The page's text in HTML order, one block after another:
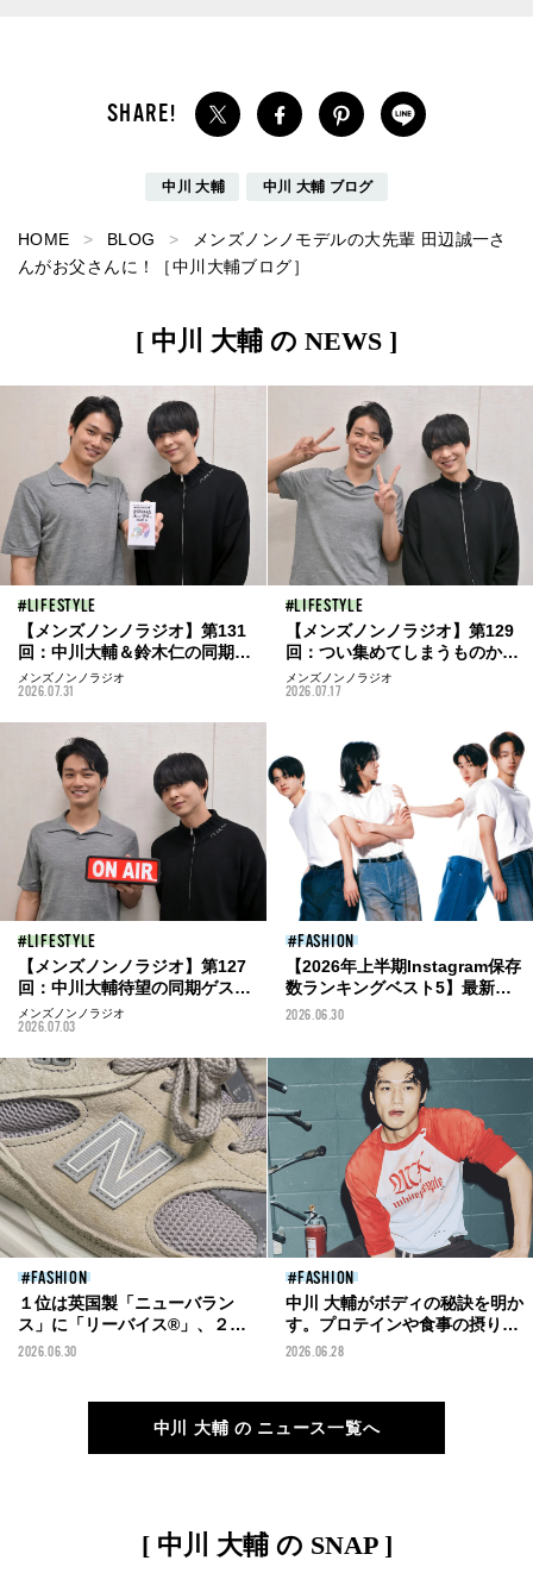
中川 大輔 中川 大輔 ブログ
HOME BLOG
メンズノンノモデルの大先輩 田辺誠一さ
んがお父さんに！［中川大輔ブログ］
[ 中川 大輔 の NEWS ]
LIFESTYLE
【メンズノンノラジオ】第131
回：中川大輔＆鈴木仁の同期ト
ークが止まらない！ 空想シェ
アハウスにドラマ&撮影現場の
メンズノンノラジオ
2026.07.31
LIFESTYLE
【メンズノンノラジオ】第129
回：つい集めてしまうものから
好きなオノマトペまで⁉ 中川
大輔＆鈴木仁がリスナーの質問
メンズノンノラジオ
2026.07.17
LIFESTYLE
【メンズノンノラジオ】第127
回：中川大輔待望の同期ゲス
ト・鈴木仁が３年ぶりに登場！
メンズノンノラジオ
2026.07.03
FASHION
【2026年上半期Instagram保存
数ランキングベスト5】最新フ
ァッション&ビューティ、メン
一挙紹介！
2026.06.30
FASHION
１位は英国製「ニューバラン
ス」に「リーバイス®」、２位
は「プラダ」と「チャンピオ
ランキングベスト5】
2026.06.30
FASHION
中川 大輔がボディの秘訣を明か
す。プロテインや食事の摂り
方...「目に見えて体が変化して
2026.06.28
中川 大輔 の ニュース一覧へ
[ 中川 大輔 の SNAP ]